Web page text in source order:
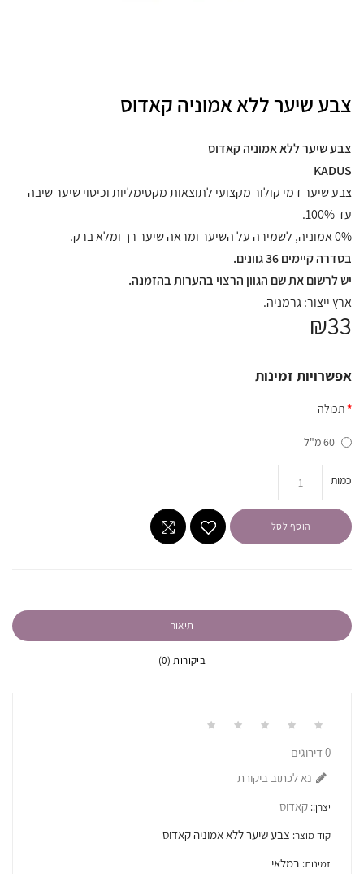
צבע שיער ללא אמוניה קאדוס
צבע שיער ללא אמוניה קאדוס
KADUS
צבע שיער דמי קולור מקצועי לתוצאות מקסימליות וכיסוי שיער שיבה
עד 100%.
0% אמוניה, לשמירה על השיער ומראה שיער רך ומלא ברק.
בסדרה קיימים 36 גוונים.
יש לרשום את שם הגוון הרצוי בהערות בהזמנה.
ארץ ייצור: גרמניה.
₪33
אפשרויות זמינות
תכולה
60 מ"ל
כמות
הוסף לסל
תיאור
ביקורות (0)
0 דירוגים
נא לכתוב ביקורת
יצרן:: קאדוס
קוד מוצר: צבע שיער ללא אמוניה קאדוס
זמינות: במלאי